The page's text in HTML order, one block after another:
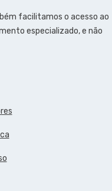
facilitamos o acesso ao
especializado, e não